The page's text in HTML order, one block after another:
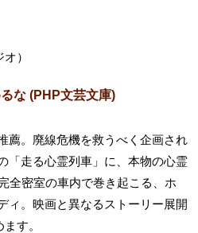
）
な (PHP文芸文庫)
薦。廃線危機を救うべく企画され
「走る心霊列車」に、本物の心霊
密室の車内で巻き起こる、ホ
ィ。映画と異なるストーリー展開
す。